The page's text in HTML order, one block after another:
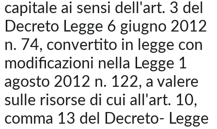
capitale ai sensi dell'art. 3 del
Decreto Legge 6 giugno 2012
n. 74, convertito in legge con
modificazioni nella Legge 1
agosto 2012 n. 122, a valere
sulle risorse di cui all'art. 10,
comma 13 del Decreto- Legge